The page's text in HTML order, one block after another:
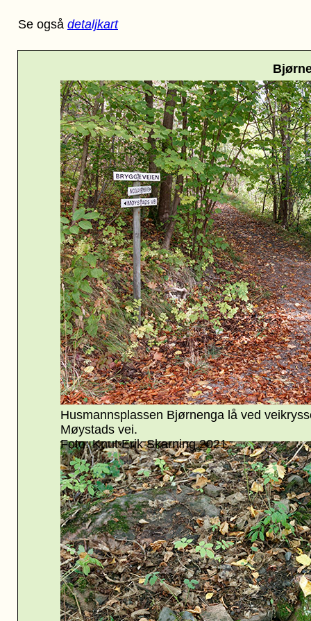
Se også detaljkart
Husmannsplassen Bjørnenga lå ved
Møystads vei.
Foto: Knut Erik Skarning2021